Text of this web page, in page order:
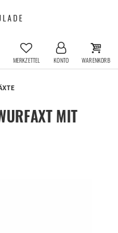
MERKZETTEL KONTO WARENKORB
MIT